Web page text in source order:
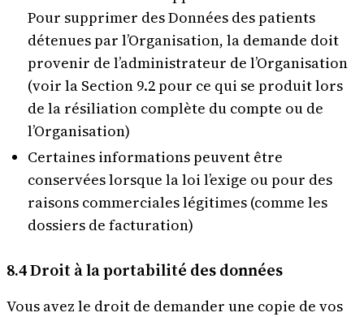
Pour supprimer des Données des patients
détenues par l’Organisation, la demande doit
provenir de l’administrateur de l’Organisation
(voir la Section 9.2 pour ce qui se produit lors
de la résiliation complète du compte ou de
l’Organisation)
Certaines informations peuvent être
conservées lorsque la loi l’exige ou pour des
raisons commerciales légitimes (comme les
dossiers de facturation)
8.4 Droit à la portabilité des données
Vous avez le droit de demander une copie de vos